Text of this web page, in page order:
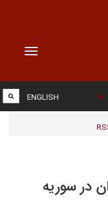
Toggle
ها ENGLISH
در سوریه